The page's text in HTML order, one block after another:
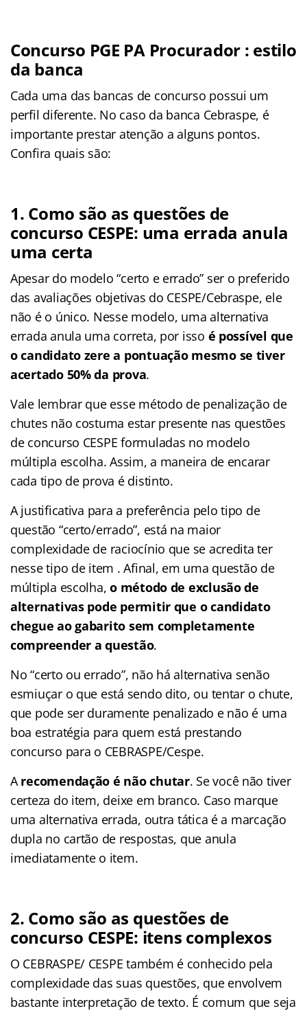
Concurso PGE PA Procurador : estilo
da banca
Cada uma das bancas de concurso possui um
perfil diferente. No caso da banca Cebraspe, é
importante prestar atenção a alguns pontos.
Confira quais são:
1. Como são as questões de
concurso CESPE: uma errada anula
uma certa
Apesar do modelo “certo e errado” ser o preferido
das avaliações objetivas do CESPE/Cebraspe, ele
não é o único. Nesse modelo, uma alternativa
errada anula uma correta, por isso é possível que
o candidato zere a pontuação mesmo se tiver
acertado 50% da prova.
Vale lembrar que esse método de penalização de
chutes não costuma estar presente nas questões
de concurso CESPE formuladas no modelo
múltipla escolha. Assim, a maneira de encarar
cada tipo de prova é distinto.
A justificativa para a preferência pelo tipo de
questão “certo/errado”, está na maior
complexidade de raciocínio que se acredita ter
nesse tipo de item . Afinal, em uma questão de
múltipla escolha,o método de exclusão de
alternativas pode permitir que o candidato
chegue ao gabarito sem completamente
compreender a questão.
No “certo ou errado”, não há alternativa senão
esmiuçar o que está sendo dito, ou tentar o chute,
que pode ser duramente penalizado e não é uma
boa estratégia para quem está prestando
concurso para o CEBRASPE/Cespe.
Arecomendação é não chutar. Se você não tiver
certeza do item, deixe em branco. Caso marque
uma alternativa errada, outra tática é a marcação
dupla no cartão de respostas, que anula
imediatamente o item.
2. Como são as questões de
concurso CESPE: itens complexos
O CEBRASPE/ CESPE também é conhecido pela
complexidade das suas questões, que envolvem
bastante interpretação de texto. É comum que seja